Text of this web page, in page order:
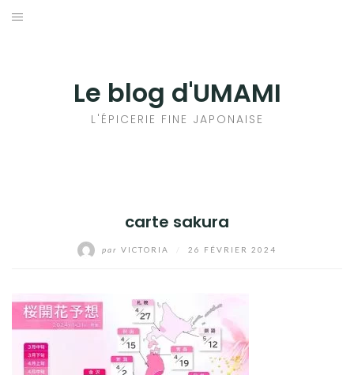
Aller
Le blog d'UMAMI
L'ÉPICERIE FINE JAPONAISE
carte sakura
par VICTORIA 26 FÉVRIER 2024